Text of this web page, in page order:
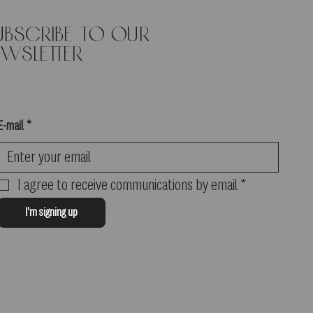
to our
mail *
I agree to receive communications by email *
I'm signing up